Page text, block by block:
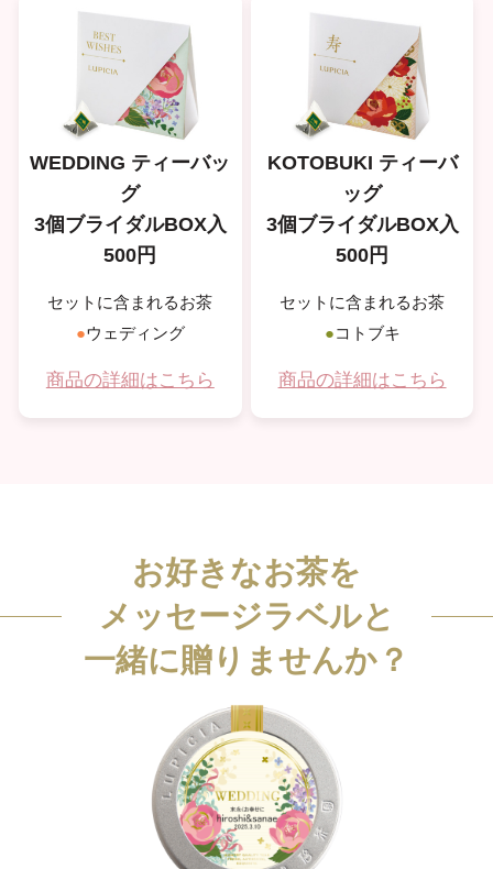
WEDDING ティーバッ
グ
3個ブライダルBOX入
500円
セットに含まれるお茶
●ウェディング
商品の詳細はこちら
KOTOBUKI ティーバ
ッグ
3個ブライダルBOX入
500円
セットに含まれるお茶
●コトブキ
商品の詳細はこちら
お好きなお茶を
メッセージラベルと
一緒に贈りませんか？